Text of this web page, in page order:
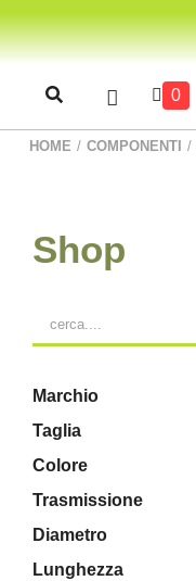
0
HOME / COMPONENTI /
Shop
Marchio
Taglia
Colore
Trasmissione
Diametro
Lunghezza